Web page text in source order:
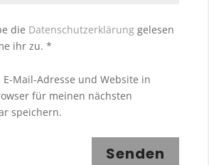
die Datenschutzerklärunggelesen
ihr zu. *
E-Mail-Adresse und Website in
für meinen nächsten
speichern.
Senden